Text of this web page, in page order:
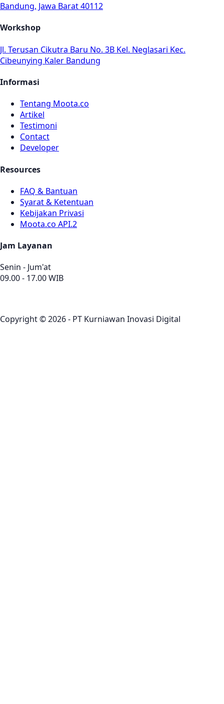
Bandung, Jawa Barat 40112
Workshop
Jl. Terusan Cikutra Baru No. 3B Kel. Neglasari Kec.
Cibeunying Kaler Bandung
Informasi
Tentang Moota.co
Artikel
Testimoni
Contact
Developer
Resources
FAQ & Bantuan
Syarat & Ketentuan
Kebijakan Privasi
Moota.co API.2
Jam Layanan
Senin - Jum'at
09.00 - 17.00 WIB
Copyright © 2026 - PT Kurniawan Inovasi Digital